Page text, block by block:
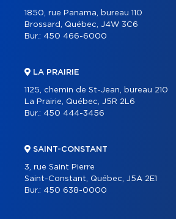
1850, rue Panama, bureau 110
Brossard, Québec, J4W 3C6
Bur.: 450 466-6000
LA PRAIRIE
1125, chemin de St-Jean, bureau 210
La Prairie, Québec, J5R 2L6
Bur.: 450 444-3456
SAINT-CONSTANT
3, rue Saint Pierre
Saint-Constant, Québec, J5A 2E1
Bur.: 450 638-0000